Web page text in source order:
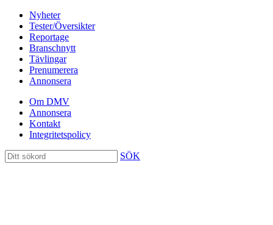
Nyheter
Tester/Översikter
Reportage
Branschnytt
Tävlingar
Prenumerera
Annonsera
Om DMV
Annonsera
Kontakt
Integritetspolicy
SÖK